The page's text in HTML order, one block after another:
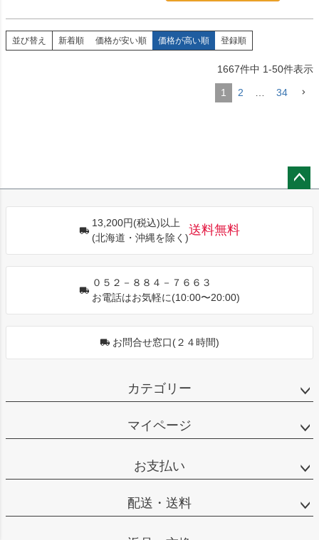
並び替え 新着順 価格が安い順 価格が高い順 登録順
1667件中 1-50件表示
1 2 34
13,200円(税込)以上
(北海道・沖縄を除く)
送料無料
０５２－８８４－７６６３
お電話はお気軽に(10:00〜20:00)
お問合せ窓口(２４時間)
カテゴリー
マイページ
お支払い
配送・送料